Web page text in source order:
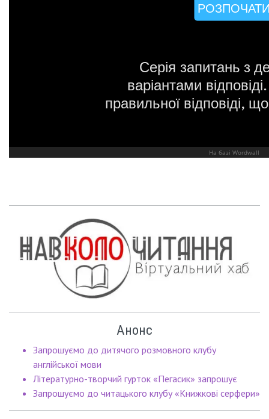
Анонс
Запрошуємо до дитячого розмовного клубу
англійської мови
Літературно-творчий гурток «Пегасик» запрошує
Запрошуємо до читацького клубу «Книжкові серфери»